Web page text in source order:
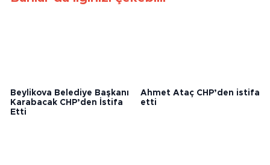
Beylikova Belediye Başkanı
Karabacak CHP’den İstifa
Etti
Ahmet Ataç CHP’den istifa
etti